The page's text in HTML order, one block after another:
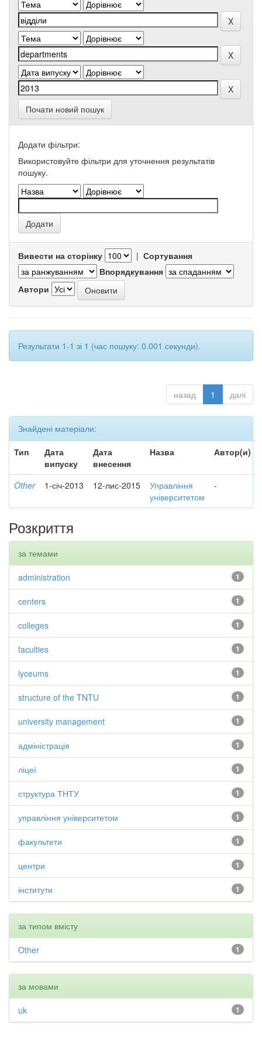
Почати новий пошук
Додати фільтри:
Використовуйте фільтри для уточнення результатів
пошуку.
Вивести на сторінку | Сортування
Впорядкування
Автори
Результати 1-1 зі 1 (час пошуку: 0.001 секунди).
назад 1 далі
Знайдені матеріали:
Тип
Дата
випуску
Дата
внесення
Назва Автор(и)
Other 1-січ-2013 12-лис-2015
Управління
університетом
-
Розкриття
за темами
1
administration
1
centers
1
colleges
1
faculties
1
lyceums
1
structure of the TNTU
1
university management
1
адміністрація
1
ліцеї
1
структура ТНТУ
1
управління університетом
1
факультети
1
центри
1
інститути
за типом вмісту
1
Other
за мовами
1
uk